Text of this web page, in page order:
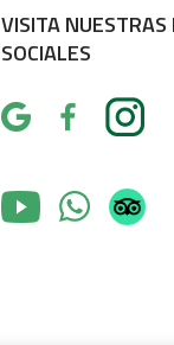
VISITA NUESTRAS
SOCIALES